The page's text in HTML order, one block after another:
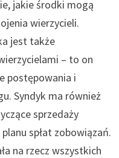
jakie środki mogą
wierzycieli.
jest także
– to on
postępowania i
Syndyk ma również
sprzedaży
spłat zobowiązań.
na rzecz wszystkich